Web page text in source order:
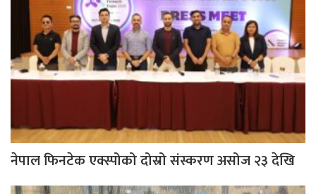
नेपाल फिनटेक एक्स्पोको दोस्रो संस्करण असोज २३ देखि